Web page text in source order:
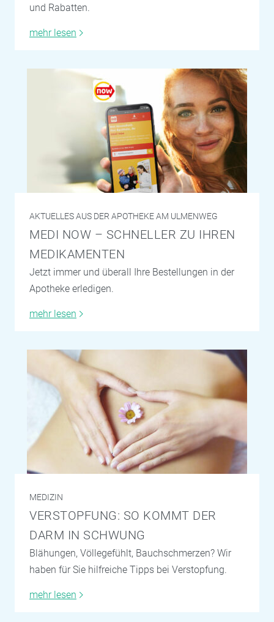
und Rabatten.
mehr lesen
AKTUELLES AUS DER APOTHEKE AM ULMENWEG
MEDI NOW – SCHNELLER ZU IHREN
MEDIKAMENTEN
Jetzt immer und überall Ihre Bestellungen in der
Apotheke erledigen.
mehr lesen
MEDIZIN
VERSTOPFUNG: SO KOMMT DER
DARM IN SCHWUNG
Blähungen, Völlegefühlt, Bauchschmerzen? Wir
haben für Sie hilfreiche Tipps bei Verstopfung.
mehr lesen